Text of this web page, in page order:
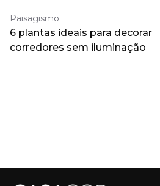
Paisagismo
6 plantas ideais para decorar
corredores sem iluminação